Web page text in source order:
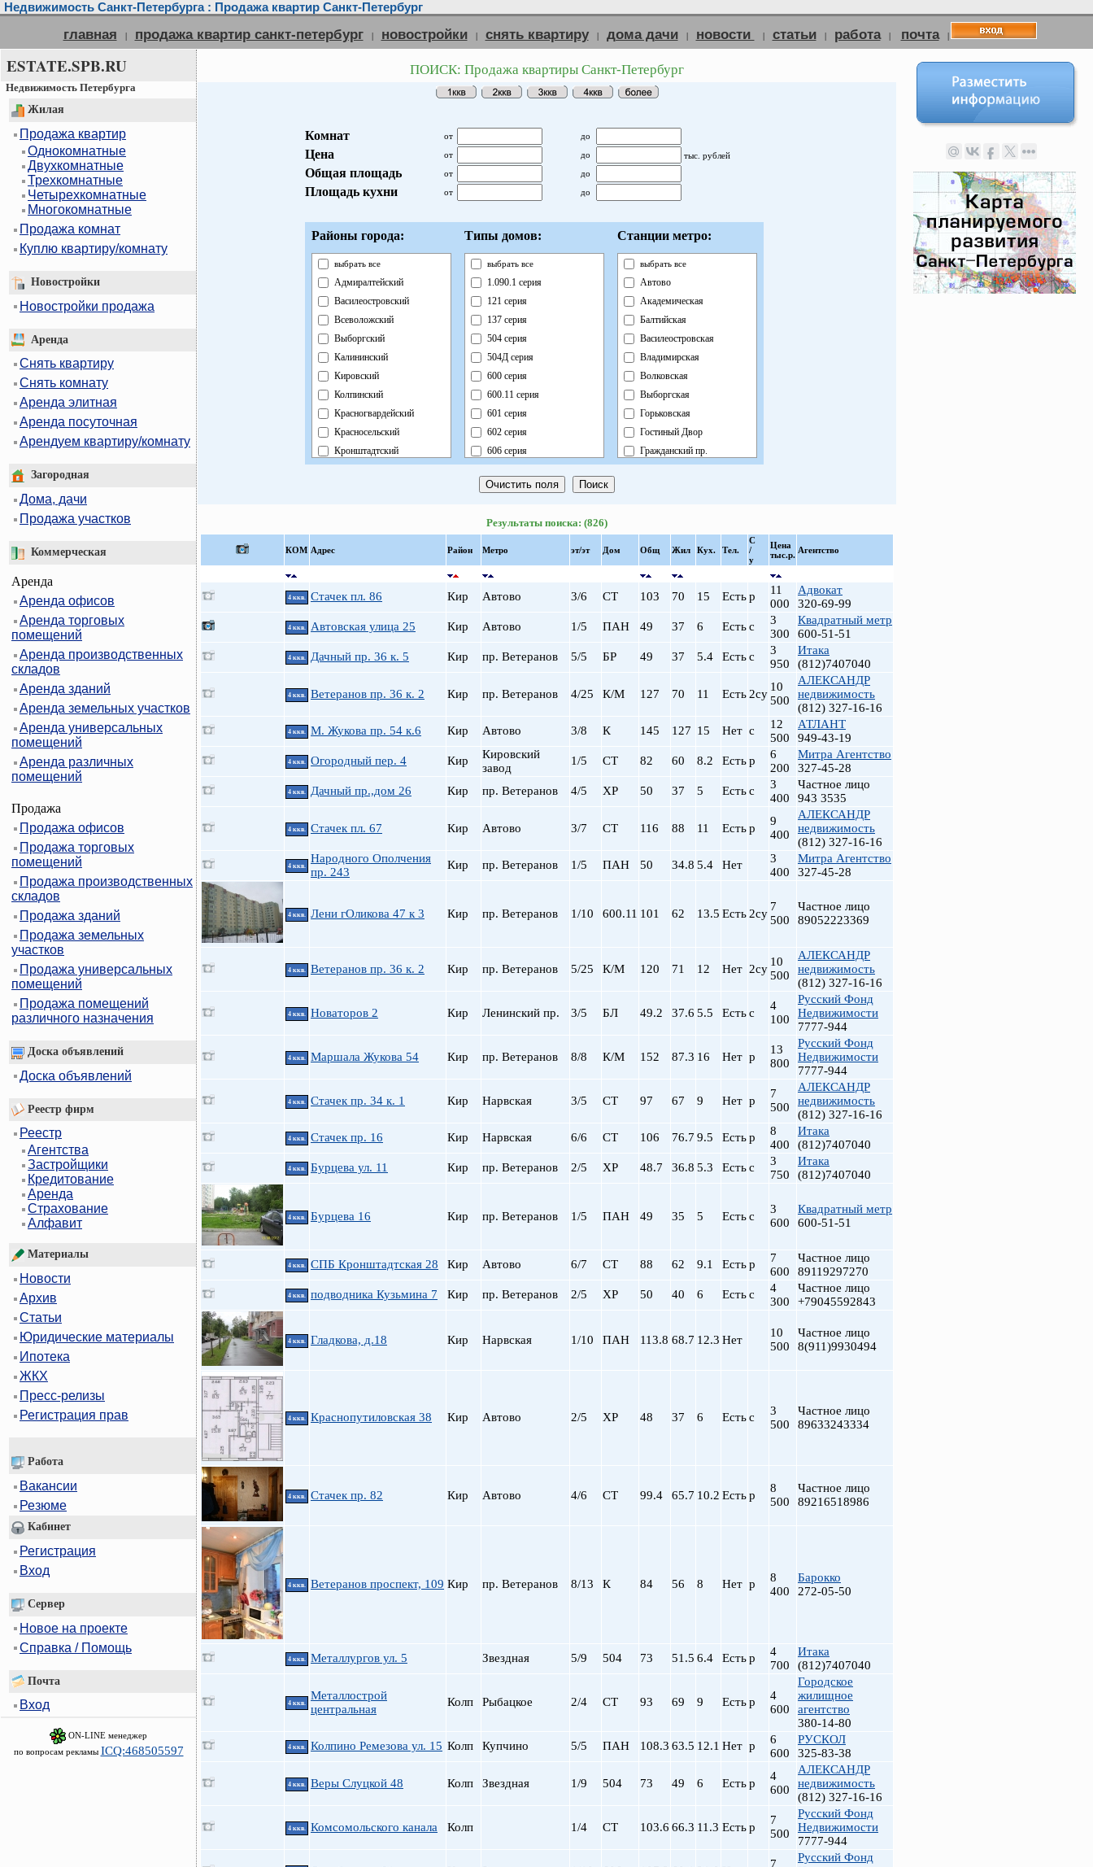
Недвижимость Санкт-Петербурга : Продажа квартир Санкт-Петербург
главная | продажа квартир санкт-петербург | новостройки | снять квартиру | дома дачи | новости | статьи | работа | почта |
ESTATE.SPB.RU
Недвижимость Петербурга
Жилая
Продажа квартир
Однокомнатные
Двухкомнатные
Трехкомнатные
Четырехкомнатные
Многокомнатные
Продажа комнат
Куплю квартиру/комнату
Новостройки
Новостройки продажа
Аренда
Снять квартиру
Снять комнату
Аренда элитная
Аренда посуточная
Арендуем квартиру/комнату
Загородная
Дома, дачи
Продажа участков
Коммерческая
Аренда
Аренда офисов
Аренда торговых
помещений
Аренда производственных
складов
Аренда зданий
Аренда земельных участков
Аренда универсальных
помещений
Аренда различных
помещений
Продажа
Продажа офисов
Продажа торговых
помещений
Продажа производственных
складов
Продажа зданий
Продажа земельных
участков
Продажа универсальных
помещений
Продажа помещений
различного назначения
Доска объявлений
Доска объявлений
Реестр фирм
Реестр
Агентства
Застройщики
Кредитование
Аренда
Страхование
Алфавит
Материалы
Новости
Архив
Статьи
Юридические материалы
Ипотека
ЖКХ
Пресс-релизы
Регистрация прав
Работа
Вакансии
Резюме
Кабинет
Регистрация
Вход
Сервер
Новое на проекте
Справка / Помощь
Почта
Вход
ON-LINE менеджер
по вопросам рекламы ICQ:468505597
ПОИСК: Продажа квартиры Санкт-Петербург
Комнат от до
Цена от до тыс. рублей
Общая площадь от до
Площадь кухни от до
Районы города:
выбрать все
Адмиралтейский
Василеостровский
Всеволожский
Выборгский
Калининский
Кировский
Колпинский
Красногвардейский
Красносельский
Кронштадтский
Петроградский
Приморский
Центральный
Типы домов:
выбрать все
1.090.1 серия
121 серия
137 серия
504 серия
504Д серия
600 серия
600.11 серия
601 серия
602 серия
606 серия
Брежневка
Индивидуальный
Кирпично-Монолитный
Кирпичный
Коттедж
Новый Блочный
Реконструкция
Сталинский
Старый фонд (СФ)
Хрущевка
Станции метро:
выбрать все
Автово
Академическая
Балтийская
Василеостровская
Владимирская
Волковская
Выборгская
Горьковская
Гостиный Двор
Гражданский пр.
Звенигородская
Кировский завод
Крестовский о-в
Ленинский пр.
Лиговский пр.
Маяковская
Нарвская
Новочеркасская
Обухово
Парнас
пл. Ал. Невского
пл. Ленина
пр. Просвещения
Пролетарская
Пушкинская
Сенная пл.
Удельная
Результаты поиска: (826)
КOМ Адрес Район Метро эт/эт Дом Общ Жил Кух. Тел.
С
/
у
Цена
тыс.р. Агентство
4 ккв. Стачек пл. 86 Кир Автово 3/6 СТ 103 70 15 Естьр
11
000
Адвокат
320-69-99
4 ккв. Автовская улица 25 Кир Автово 1/5 ПАН 49 37 6 Естьс
3
300
Квадратный метр
600-51-51
4 ккв. Дачный пр. 36 к. 5 Кир пр. Ветеранов 5/5 БР 49 37 5.4 Естьс
3
950
Итака
(812)7407040
4 ккв. Ветеранов пр. 36 к. 2 Кир пр. Ветеранов 4/25 К/М 127 70 11 Есть 2су
10
500
АЛЕКСАНДР
недвижимость
(812) 327-16-16
4 ккв. М. Жукова пр. 54 к.6 Кир Автово 3/8 К 145 127 15 Нет с
12
500
АТЛАНТ
949-43-19
4 ккв. Огородный пер. 4 Кир
Кировский
завод
1/5 СТ 82 60 8.2 Естьр
6
200
Митра Агентство
327-45-28
4 ккв. Дачный пр.,дом 26 Кир пр. Ветеранов 4/5 ХР 50 37 5 Естьс
3
400
Частное лицо
943 3535
4 ккв. Стачек пл. 67 Кир Автово 3/7 СТ 116 88 11 Естьр
9
400
АЛЕКСАНДР
недвижимость
(812) 327-16-16
4 ккв.
Народного Ополчения
пр. 243
Кир пр. Ветеранов 1/5 ПАН 50 34.8 5.4 Нет
3
400
Митра Агентство
327-45-28
4 ккв. Лени гОликова 47 к 3 Кир пр. Ветеранов 1/10 600.11 101 62 13.5 Есть 2су
7
500
Частное лицо
89052223369
4 ккв. Ветеранов пр. 36 к. 2 Кир пр. Ветеранов 5/25 К/М 120 71 12 Нет 2су
10
500
АЛЕКСАНДР
недвижимость
(812) 327-16-16
4 ккв. Новаторов 2 Кир Ленинский пр. 3/5 БЛ 49.2 37.6 5.5 Естьс
4
100
Русский Фонд
Недвижимости
7777-944
4 ккв. Маршала Жукова 54 Кир пр. Ветеранов 8/8 К/М 152 87.3 16 Нет р
13
800
Русский Фонд
Недвижимости
7777-944
4 ккв. Стачек пр. 34 к. 1 Кир Нарвская 3/5 СТ 97 67 9 Нет р
7
500
АЛЕКСАНДР
недвижимость
(812) 327-16-16
4 ккв. Стачек пр. 16 Кир Нарвская 6/6 СТ 106 76.7 9.5 Естьр
8
400
Итака
(812)7407040
4 ккв. Бурцева ул. 11 Кир пр. Ветеранов 2/5 ХР 48.7 36.8 5.3 Естьс
3
750
Итака
(812)7407040
4 ккв. Бурцева 16 Кир пр. Ветеранов 1/5 ПАН 49 35 5 Естьс
3
600
Квадратный метр
600-51-51
4 ккв. СПБ Кронштадтская 28 Кир Автово 6/7 СТ 88 62 9.1 Естьр
7
600
Частное лицо
89119297270
4 ккв. подводника Кузьмина 7 Кир пр. Ветеранов 2/5 ХР 50 40 6 Естьс
4
300
Частное лицо
+79045592843
4 ккв. Гладкова, д.18 Кир Нарвская 1/10 ПАН 113.8 68.7 12.3 Нет
10
500
Частное лицо
8(911)9930494
4 ккв. Краснопутиловская 38 Кир Автово 2/5 ХР 48 37 6 Естьс
3
500
Частное лицо
89633243334
4 ккв. Стачек пр. 82 Кир Автово 4/6 СТ 99.4 65.7 10.2 Естьр
8
500
Частное лицо
89216518986
4 ккв. Ветеранов проспект, 109 Кир пр. Ветеранов 8/13 К 84 56 8 Нет р
8
400
Барокко
272-05-50
4 ккв. Металлургов ул. 5 Звездная 5/9 504 73 51.5 6.4 Естьр
4
700
Итака
(812)7407040
4 ккв.
Металлострой
центральная
Колп Рыбацкое 2/4 СТ 93 69 9 Естьр
4
600
Городское
жилищное
агентство
380-14-80
4 ккв. Колпино Ремезова ул. 15 Колп Купчино 5/5 ПАН 108.3 63.5 12.1 Нет р
6
600
РУСКОЛ
325-83-38
4 ккв. Веры Слуцкой 48 Колп Звездная 1/9 504 73 49 6 Естьр
4
600
АЛЕКСАНДР
недвижимость
(812) 327-16-16
4 ккв. Комсомольского канала Колп 1/4 СТ 103.6 66.3 11.3 Естьр
7
500
Русский Фонд
Недвижимости
7777-944
7
Русский Фонд